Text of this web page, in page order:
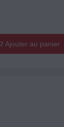
Ajouter au panier